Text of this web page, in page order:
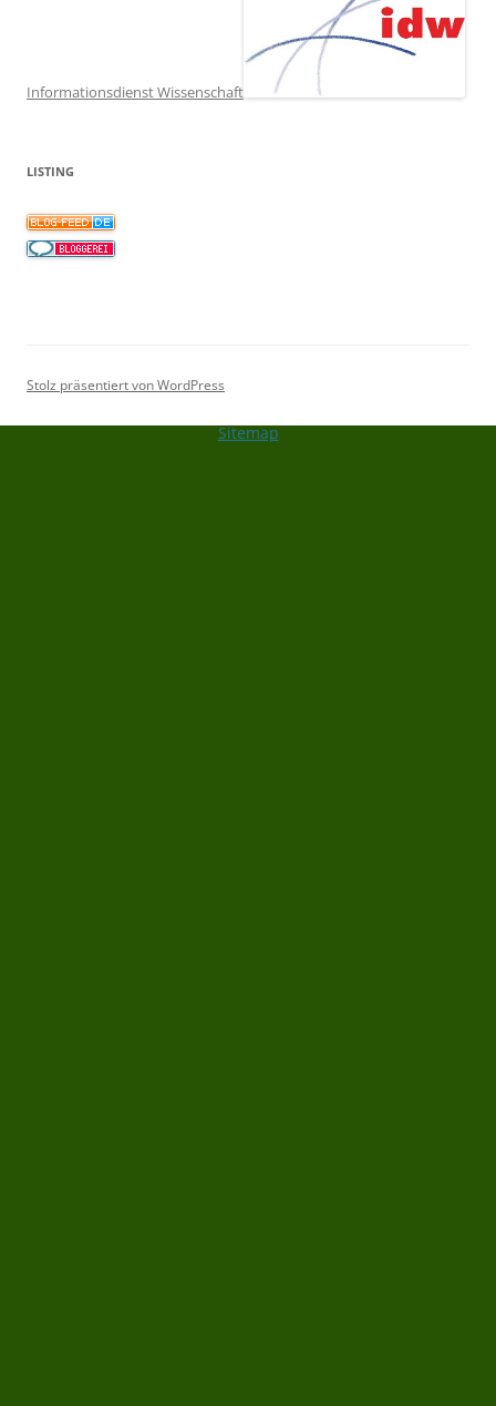
Informationsdienst Wissenschaft
LISTING
Stolz präsentiert von WordPress
Sitemap